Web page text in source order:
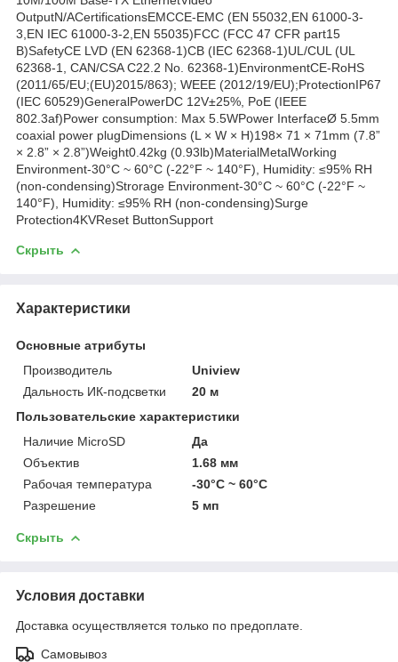
OutputN/ACertificationsEMCCE-EMC (EN 55032,EN 61000-3-
3,EN IEC 61000-3-2,EN 55035)FCC (FCC 47 CFR part15
B)SafetyCE LVD (EN 62368-1)CB (IEC 62368-1)UL/CUL (UL
62368-1, CAN/CSA C22.2 No. 62368-1)EnvironmentCE-RoHS
(2011/65/EU;(EU)2015/863); WEEE (2012/19/EU);ProtectionIP67
(IEC 60529)GeneralPowerDC 12V±25%, PoE (IEEE
802.3af)Power consumption: Max 5.5WPower InterfaceØ 5.5mm
coaxial power plugDimensions (L × W × H)198× 71 × 71mm (7.8”
× 2.8” × 2.8”)Weight0.42kg (0.93lb)MaterialMetalWorking
Environment-30°C ~ 60°C (-22°F ~ 140°F), Humidity: ≤95% RH
(non-condensing)Strorage Environment-30°C ~ 60°C (-22°F ~
140°F), Humidity: ≤95% RH (non-condensing)Surge
Protection4KVReset ButtonSupport
Скрыть
Характеристики
Основные атрибуты
Производитель
Uniview
Дальность ИК-подсветки
20 м
Пользовательские характеристики
Наличие MicroSD
Да
Объектив
1.68 мм
Рабочая температура
-30°C ~ 60°C
Разрешение
5 мп
Скрыть
Условия доставки
Доставка осуществляется только по предоплате.
Самовывоз